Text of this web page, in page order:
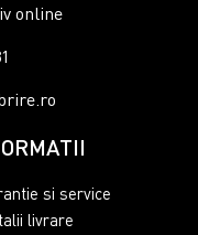
online
si service
livrare